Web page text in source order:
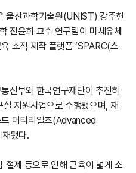
울산과학기술원(UNIST) 강주헌
진윤희 교수 연구팀이 미세유체
조직 제작 플랫폼 ‘SPARC(스
신부와 한국연구재단이 추진하
지원사업으로 수행됐으며, 재
드 머티리얼즈(Advanced
됐다.
제 등으로 인해 근육이 넓게 소